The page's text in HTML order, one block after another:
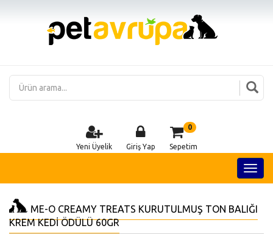
Yeni Üyelik Giriş Yap
0
Sepetim
ME-O CREAMY TREATS KURUTULMUŞ TON BALIĞI
KREM KEDİ ÖDÜLÜ 60GR